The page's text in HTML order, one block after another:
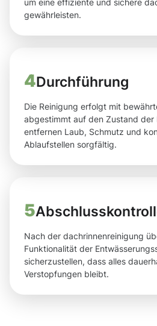
um eine effiziente und sichere
gewährleisten.
4Durchführung
Die Reinigung erfolgt mit
abgestimmt auf den Zustand der
entfernen Laub, Schmutz und
Ablaufstellen sorgfältig.
5
Nach der dachrinnenreinigung
Funktionalität der
sicherzustellen, dass alles
Verstopfungen bleibt.